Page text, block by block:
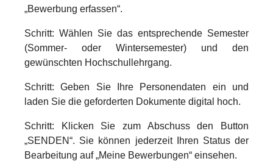
„Bewerbung erfassen“.
Schritt: Wählen Sie das entsprechende Semester
(Sommer- oder Wintersemester) und den
gewünschten Hochschullehrgang.
Schritt: Geben Sie Ihre Personendaten ein und
laden Sie die geforderten Dokumente digital hoch.
Schritt: Klicken Sie zum Abschuss den Button
„SENDEN“. Sie können jederzeit Ihren Status der
Bearbeitung auf „Meine Bewerbungen“ einsehen.